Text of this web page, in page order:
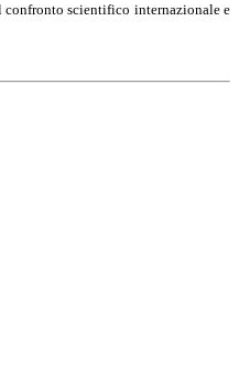
confronto scientifico internazionale e